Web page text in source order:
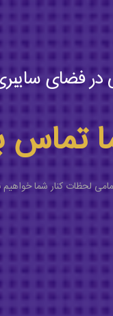
در فضای
تماس
لحظات کنار شما خواهیم